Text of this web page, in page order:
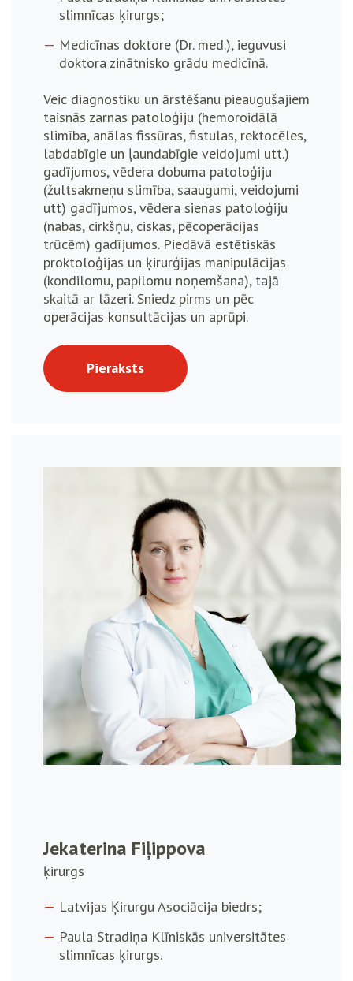
slimnīcas ķirurgs;
Medicīnas doktore (Dr. med.), ieguvusi
doktora zinātnisko grādu medicīnā.
Veic diagnostiku un ārstēšanu pieaugušajiem
taisnās zarnas patoloģiju (hemoroidālā
slimība, anālas fissūras, fistulas, rektocēles,
labdabīgie un ļaundabīgie veidojumi utt.)
gadījumos, vēdera dobuma patoloģiju
(žultsakmeņu slimība, saaugumi, veidojumi
utt) gadījumos, vēdera sienas patoloģiju
(nabas, cirkšņu, ciskas, pēcoperācijas
trūcēm) gadījumos. Piedāvā estētiskās
proktoloģijas un ķirurģijas manipulācijas
(kondilomu, papilomu noņemšana), tajā
skaitā ar lāzeri. Sniedz pirms un pēc
operācijas konsultācijas un aprūpi.
Pieraksts
Jekaterina Fiļippova
ķirurgs
Latvijas Ķirurgu Asociācija biedrs;
Paula Stradiņa Klīniskās universitātes
slimnīcas ķirurgs.